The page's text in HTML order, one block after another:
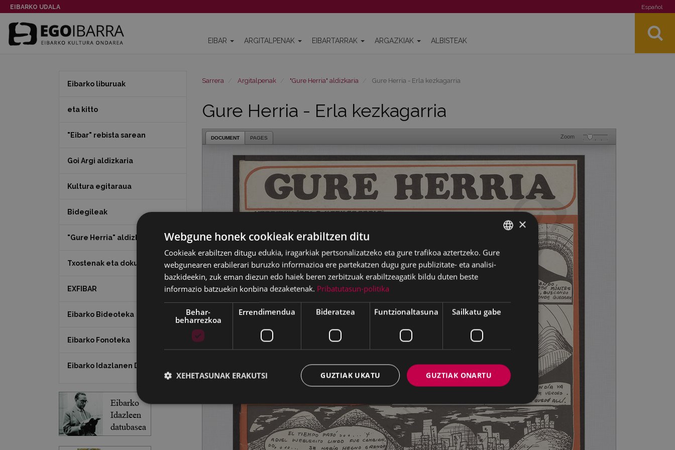
EIBARKO UDALA Español
EIBAR ARGITALPENAK EIBARTARRAK ARGAZKIAK ALBISTEAK
Sarrera Argitalpenak "Gure Herria" aldizkaria Gure Herria - Erla kezkagarria
Gure Herria - Erla kezkagarria
DOCUMENT PAGES Zoom
Eibarko liburuak
eta kitto
"Eibar" rebista sarean
Goi Argi aldizkaria
Kultura egitaraua
Bidegileak
"Gure Herria" aldizkaria
Txostenak eta dokumentuak
EXFIBAR
Eibarko Bideoteka
Eibarko Fonoteka
Eibarko Idazlanen Datu-basea
BASQUE
SPANISH
×
Webgune honek cookieak erabiltzen ditu
Cookieak erabiltzen ditugu edukia, iragarkiak pertsonalizatzeko eta gure trafikoa aztertzeko. Gure
webgunearen erabilerari buruzko informazioa ere partekatzen dugu gure publizitate- eta analisi-
bazkideekin, zuk eman diezun edo haiek beren zerbitzuak erabiltzeagatik bildu duten beste
informazio batzuekin konbina dezaketenak. Pribatutasun-politika
Behar-
beharrezkoa
Errendimendua Bideratzea Funtzionaltasuna Sailkatu gabe
GUZTIAK ONARTU
GUZTIAK UKATU
XEHETASUNAK ERAKUTSI